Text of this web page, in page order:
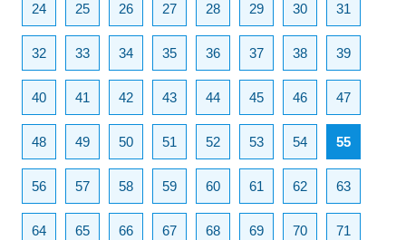
24 25 26 27 28 29 30 31
32 33 34 35 36 37 38 39
40 41 42 43 44 45 46 47
48 49 50 51 52 53 54 55
56 57 58 59 60 61 62 63
64 65 66 67 68 69 70 71